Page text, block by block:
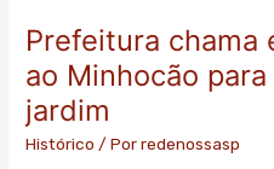
Prefeitura
ao Minhocão
jardim
Histórico / Porredenossasp
Prefeitura
chama
edifícios
vizinhos
ao